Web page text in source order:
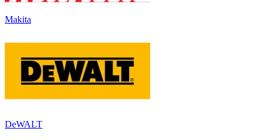
Makita
DeWALT